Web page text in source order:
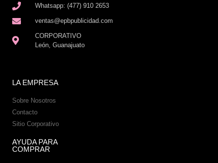
Whatsapp: (477) 910 2653
ventas@epbpublicidad.com
CORPORATIVO
León, Guanajuato
LA EMPRESA
Sobre Nosotros
Contacto
Sitio Corporativo
AYUDA PARA
COMPRAR